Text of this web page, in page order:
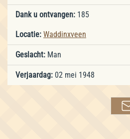
Dank u ontvangen: 185
Locatie: Waddinxveen
Geslacht: Man
Verjaardag: 02 mei 1948